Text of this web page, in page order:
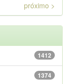
próximo >
1412
1374